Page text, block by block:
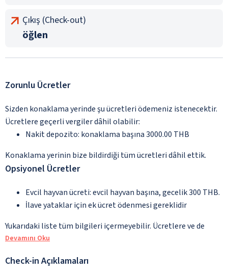
Çıkış (Check-out)
öğlen
Zorunlu Ücretler
Sizden konaklama yerinde şu ücretleri ödemeniz istenecektir.
Ücretlere geçerli vergiler dâhil olabilir:
Nakit depozito: konaklama başına 3000.00 THB
Konaklama yerinin bize bildirdiği tüm ücretleri dâhil ettik.
Opsiyonel Ücretler
Evcil hayvan ücreti: evcil hayvan başına, gecelik 300 THB.
İlave yataklar için ek ücret ödenmesi gereklidir
Yukarıdaki liste tüm bilgileri içermeyebilir. Ücretlere ve de
Devamını Oku
Check-in Açıklamaları